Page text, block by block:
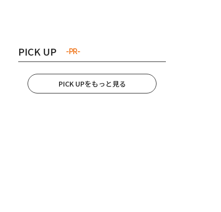
PICK UP -PR-
PICK UPをもっと見る